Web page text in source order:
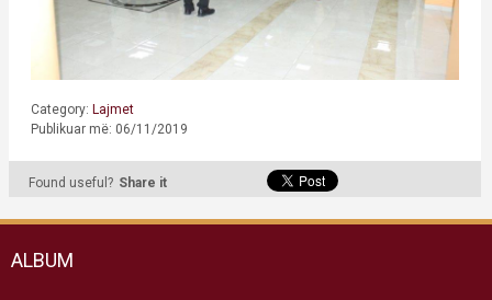
Category: Lajmet
Publikuar më: 06/11/2019
Found useful? Share it
ALBUM